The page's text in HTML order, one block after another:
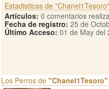
Estadisticas de "Chanel1Tesoro"
Artículos: 0 comentarios
Fecha de registro: 25 de
Último Acceso: 01 de May del
Los Perros de "Chanel1Tesoro"